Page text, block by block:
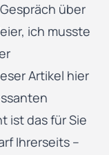
über
ich musste
Artikel hier
ist das für Sie
Ihrerseits –